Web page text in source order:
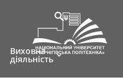
Виховна
діяльність